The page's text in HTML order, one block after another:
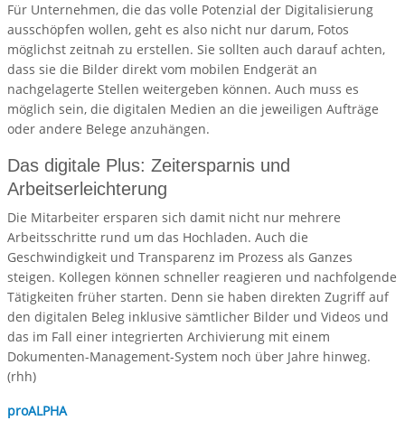
Für Unternehmen, die das volle Potenzial der Digitalisierung
ausschöpfen wollen, geht es also nicht nur darum, Fotos
möglichst zeitnah zu erstellen. Sie sollten auch darauf achten,
dass sie die Bilder direkt vom mobilen Endgerät an
nachgelagerte Stellen weitergeben können. Auch muss es
möglich sein, die digitalen Medien an die jeweiligen Aufträge
oder andere Belege anzuhängen.
Das digitale Plus: Zeitersparnis und
Arbeitserleichterung
Die Mitarbeiter ersparen sich damit nicht nur mehrere
Arbeitsschritte rund um das Hochladen. Auch die
Geschwindigkeit und Transparenz im Prozess als Ganzes
steigen. Kollegen können schneller reagieren und nachfolgende
Tätigkeiten früher starten. Denn sie haben direkten Zugriff auf
den digitalen Beleg inklusive sämtlicher Bilder und Videos und
das im Fall einer integrierten Archivierung mit einem
Dokumenten-Management-System noch über Jahre hinweg.
(rhh)
proALPHA